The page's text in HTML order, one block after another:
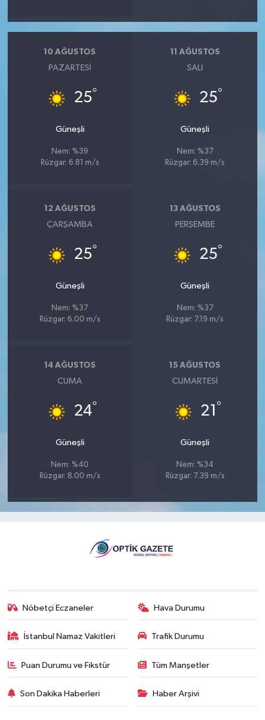
10 AĞUSTOS
PAZARTESI
25°
Güneşli
Nem: %39
Rüzgar: 6.81 m/s
11 AĞUSTOS
SALI
25°
Güneşli
Nem: %37
Rüzgar: 6.39 m/s
12 AĞUSTOS
ÇARŞAMBA
25°
Güneşli
Nem: %37
Rüzgar: 6.00 m/s
13 AĞUSTOS
PERŞEMBE
25°
Güneşli
Nem: %37
Rüzgar: 7.19 m/s
14 AĞUSTOS
CUMA
24°
Güneşli
Nem: %40
Rüzgar: 8.00 m/s
15 AĞUSTOS
CUMARTESI
21 °
Güneşli
Nem: %34
Rüzgar: 7.39 m/s
Nöbetçi Eczaneler Hava Durumu
İstanbul Namaz Vakitleri Trafik Durumu
Puan Durumu ve Fikstür Tüm Manşetler
Son Dakika Haberleri Haber Arşivi